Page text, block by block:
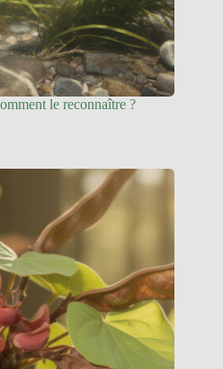
le reconnaître ?